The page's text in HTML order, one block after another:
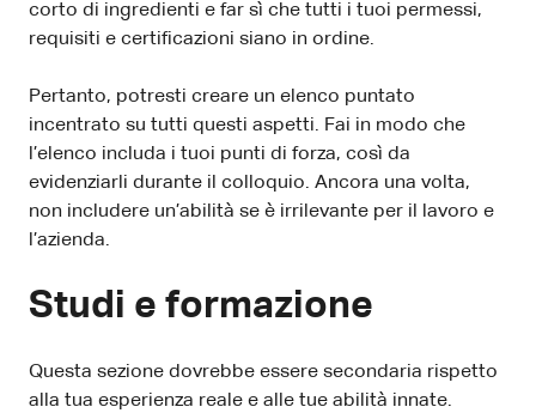
corto di ingredienti e far sì che tutti i tuoi permessi,
requisiti e certificazioni siano in ordine.
Pertanto, potresti creare un elenco puntato
incentrato su tutti questi aspetti. Fai in modo che
l’elenco includa i tuoi punti di forza, così da
evidenziarli durante il colloquio. Ancora una volta,
non includere un’abilità se è irrilevante per il lavoro e
l’azienda.
Studi e formazione
Questa sezione dovrebbe essere secondaria rispetto
alla tua esperienza reale e alle tue abilità innate.